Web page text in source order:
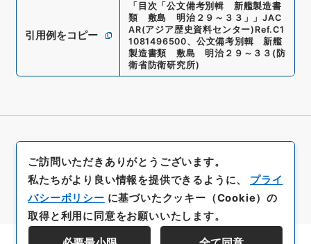
引用例をコピー
「 目次「公文備考別輯 新艦製造書
類 敷島 明治２９～３３」
」JAC
AR(アジア歴史資料センター) Ref.C1
1081496500、 公文備考別輯 新艦
製造書類 敷島 明治２９～３３ ( 防
衛省防衛研究所)
ご訪問いただきありがとうございます。
私たちがより良い情報を提供できるように、 プライ
バシーポリシー に基づいたクッキー（Cookie）の
取得と利用に同意をお願いいたします。